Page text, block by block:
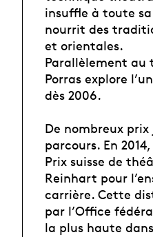
insuffle à toute
nourrit des
et orientales.
Parallèlement au
Porras explore
dès 2006.
De nombreux
parcours. En
Prix suisse de
Reinhart pour
carrière. Cette
par l’Office
la plus haute